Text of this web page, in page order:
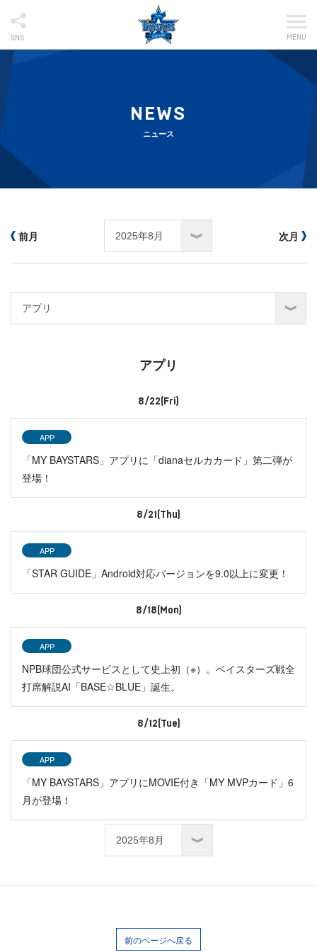
SNS MENU
NEWS
ニュース
前月 次月
アプリ
8/22(Fri)
APP
「MY BAYSTARS」アプリに「dianaセルカカード」第二弾が
登場！
8/21(Thu)
APP
「STAR GUIDE」Android対応バージョンを9.0以上に変更！
8/18(Mon)
APP
NPB球団公式サービスとして史上初（※）。ベイスターズ戦全
打席解説AI「BASE☆BLUE」誕生。
8/12(Tue)
APP
「MY BAYSTARS」アプリにMOVIE付き「MY MVPカード」6
月が登場！
前のページへ戻る